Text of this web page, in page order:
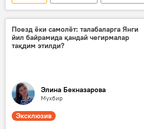
поезд қатнови
Поезд ёки самолёт: талабаларга Янги
йил байрамида қандай чегирмалар
тақдим этилди?
Элина Бeкназарова
Мухбир
Эксклюзив